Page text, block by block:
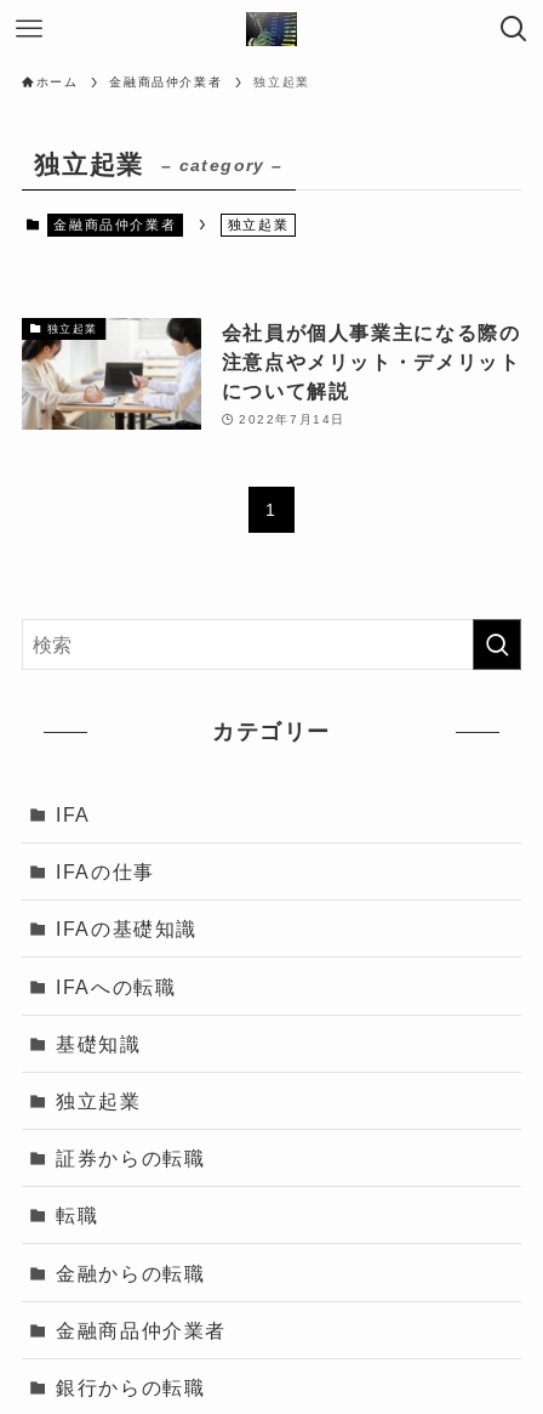
ホーム 金融商品仲介業者 独立起業
独立起業 – category –
金融商品仲介業者 独立起業
独立起業
会社員が個人事業主になる際の
注意点やメリット・デメリット
について解説
2022年7月14日
1
カテゴリー
IFA
IFAの仕事
IFAの基礎知識
IFAへの転職
基礎知識
独立起業
証券からの転職
転職
金融からの転職
金融商品仲介業者
銀行からの転職